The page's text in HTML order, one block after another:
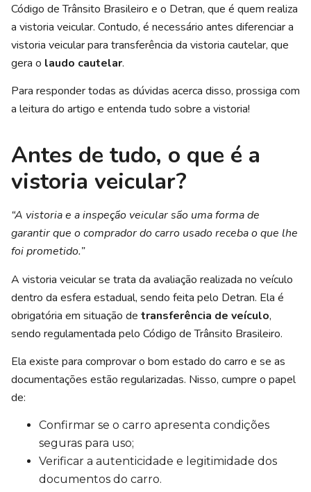
Código de Trânsito Brasileiro e o Detran, que é quem realiza
a vistoria veicular. Contudo, é necessário antes diferenciar a
vistoria veicular para transferência da vistoria cautelar, que
gera o laudo cautelar.
Para responder todas as dúvidas acerca disso, prossiga com
a leitura do artigo e entenda tudo sobre a vistoria!
Antes de tudo, o que é a
vistoria veicular?
“A vistoria e a inspeção veicular são uma forma de
garantir que o comprador do carro usado receba o que lhe
foi prometido.”
A vistoria veicular se trata da avaliação realizada no veículo
dentro da esfera estadual, sendo feita pelo Detran. Ela é
obrigatória em situação de transferência de veículo,
sendo regulamentada pelo Código de Trânsito Brasileiro.
Ela existe para comprovar o bom estado do carro e se as
documentações estão regularizadas. Nisso, cumpre o papel
de:
Confirmar se o carro apresenta condições
seguras para uso;
Verificar a autenticidade e legitimidade dos
documentos do carro.